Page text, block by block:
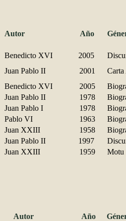
Autor Año
Benedicto XVI 2005
Juan Pablo II 2001
Benedicto XVI 2005
Juan Pablo II 1978
Juan Pablo I 1978
Pablo VI 1963
Juan XXIII 1958
Juan Pablo II 1997
Juan XXIII 1959 Motu
Autor Año